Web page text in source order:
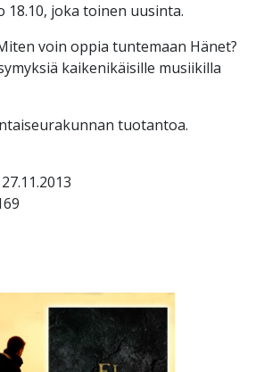
18.10, joka toinen uusinta.
voin oppia tuntemaan Hänet?
kaikenikäisille musiikilla
tuotantoa.